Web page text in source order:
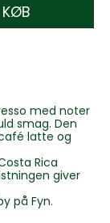
KØB
med noter
smag. Den
latte og
Rica
giver
på Fyn.